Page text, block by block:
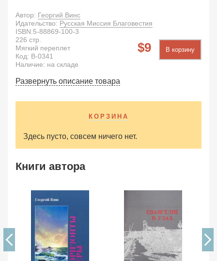
Автор: Георгий Винс
Идательство: Русская Миссия Благовестия
9 В корзину
ISBN:5-88869-100-3
226 стр.
Мягкий переплет
Код: B-0341
Наличие: на складе
Развернуть описание товара
КОРЗИНА
Здесь пусто, совсем ничего нет.
Книги автора